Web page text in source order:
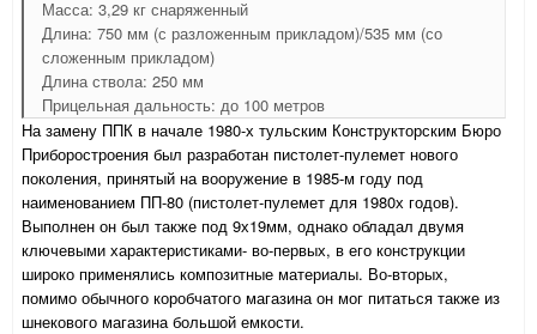
Масса: 3,29 кг снаряженный
Длина: 750 мм (с разложенным прикладом)/535 мм (со
сложенным прикладом)
Длина ствола: 250 мм
Прицельная дальность: до 100 метров
На замену ППК в начале 1980-х тульским Конструкторским Бюро
Приборостроения был разработан пистолет-пулемет нового
поколения, принятый на вооружение в 1985-м году под
наименованием ПП-80 (пистолет-пулемет для 1980х годов).
Выполнен он был также под 9х19мм, однако обладал двумя
ключевыми характеристиками- во-первых, в его конструкции
широко применялись композитные материалы. Во-вторых,
помимо обычного коробчатого магазина он мог питаться также из
шнекового магазина большой емкости.